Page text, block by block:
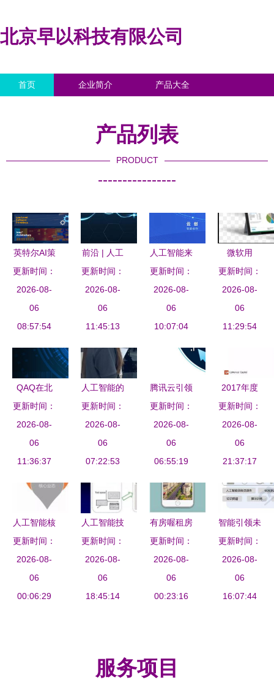
北京早以科技有限公司
首页 企业简介 产品大全
产品列表
PRODUCT
----------------
英特尔AI策
略全解析
(2):软件的
优化提供强
大效能
更新时间：
2026-08-
06
08:57:54
前沿 | 人工
智能从弱到
强还有多
远？
更新时间：
2026-08-
06
11:45:13
人工智能来
袭 虹口区
携手有连云
等AI企业驶
入发展快车
更新时间：
2026-08-
06
10:07:04
微软用
Excel试水
人工智能
深入挖掘智
能表格背后
更新时间：
2026-08-
06
11:29:54
QAQ在北
京2020全
球软件开发
大会 人工
智能软件开
更新时间：
2026-08-
06
11:36:37
人工智能的
机遇与挑战
应用软件开
发新纪元
更新时间：
2026-08-
06
07:22:53
腾讯云引领
智能物联网
卡技术标
准，推动AI
软件生态创
更新时间：
2026-08-
06
06:55:19
2017年度
人工智能报
告 7大行业
应用与100
个初创企业
更新时间：
2026-08-
06
21:37:17
人工智能核
心业态与软
件开发应用
趋势分析
更新时间：
2026-08-
06
00:06:29
人工智能技
术及其应用
进展 驱动
未来软件创
新的核心引
更新时间：
2026-08-
06
18:45:14
有房喔租房
黑科技 人
工智能如何
让你从此告
别租房困扰
更新时间：
2026-08-
06
00:23:16
智能引领未
来 2018年
人工智能应
用软件开发
产业应用全
更新时间：
2026-08-
06
16:07:44
服务项目